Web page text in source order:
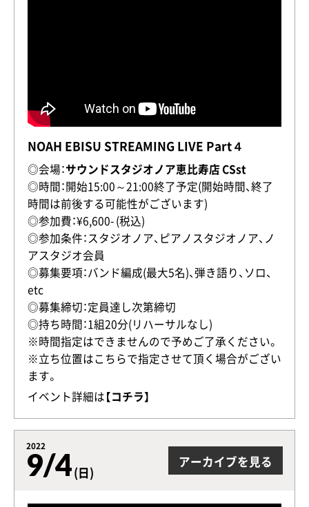
NOAH EBISU STREAMING LIVE Part４
◎会場：サウンドスタジオノア恵比寿店 CSst
◎時間：開始15:00～21:00終了予定(開始時間、終了
時間は前後する可能性がございます)
◎参加費：¥6,600- (税込)
◎参加条件：スタジオノア、ピアノスタジオノア、ノ
アスタジオ会員
◎募集要項：バンド編成(最大5名)、弾き語り、ソロ、
etc
◎募集締切：定員達し次第締切
◎持ち時間：1組20分(リハーサルなし)
※時間指定はできませんので予めご了承ください。
※立ち位置はこちらで指定させて頂く場合がござい
ます。
イベント詳細は【コチラ】
2022
9/4(日)
アーカイブを見る